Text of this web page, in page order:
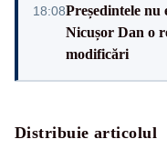
18:08Președintele nu
Nicușor Dan o
modificări
Distribuie articolul